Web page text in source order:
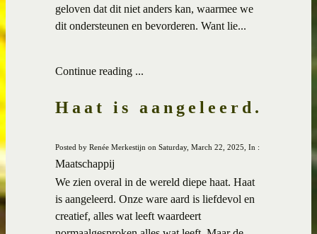
geloven dat dit niet anders kan, waarmee we
dit ondersteunen en bevorderen. Want lie...
Continue reading ...
Haat is aangeleerd.
Posted by Renée Merkestijn on Saturday, March 22, 2025, In :
Maatschappij
We zien overal in de wereld diepe haat. Haat
is aangeleerd. Onze ware aard is liefdevol en
creatief, alles wat leeft waardeert